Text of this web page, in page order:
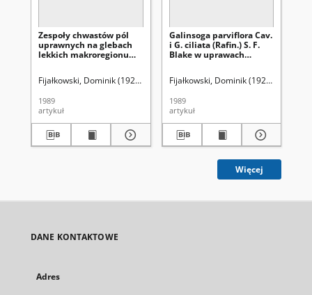
Zespoły chwastów pól
uprawnych na glebach
lekkich makroregionu
Fijałkowski, Dominik (1922-2015) Taranowska, Barbara Sawa,
1989
artykuł
Galinsoga parviflora Cav.
i G. ciliata (Rafin.) S. F.
Blake w uprawach
Polski
Fijałkowski, Dominik (1922-2015)
1989
artykuł
Więcej
DANE KONTAKTOWE
Adres